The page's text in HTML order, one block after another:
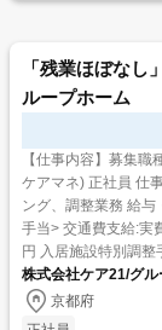
「残業ほぼな
ループホーム
【仕事内容】募集
ケアマネ) 正社員 仕事内容 相談業務、ケアプラン作成、介護事務、モニタリ
ング、調整業務 給与・手当 <給与> 月給268,800円〜 <基本給> 190,000円 <
手当> 交通費支給:実
円 入居施設特別調
株式会社ケア21/グ
京都府